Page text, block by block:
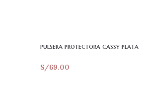
pulsera protectora cassy plata
S/69.00